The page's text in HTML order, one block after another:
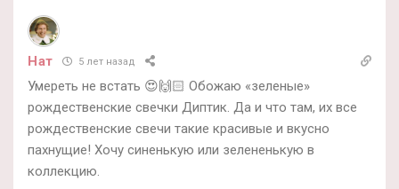
Нат 5 лет назад
Умереть не встать 😍🙌🏻 Обожаю «зеленые»
рождественские свечки Диптик. Да и что там, их все
рождественские свечи такие красивые и вкусно
пахнущие! Хочу синенькую или зелененькую в
коллекцию.